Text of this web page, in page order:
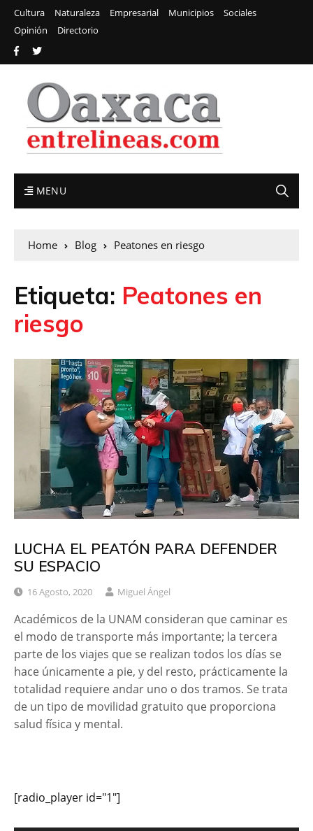
Cultura Naturaleza Empresarial Municipios
Sociales
Opinión
Directorio
MENU
Home Blog Peatones en riesgo
Etiqueta: Peatones en
riesgo
LUCHA EL PEATÓN PARA DEFENDER
SU ESPACIO
16 Agosto, 2020 Miguel Ángel
Académicos de la UNAM consideran que caminar es
el modo de transporte más importante; la tercera
parte de los viajes que se realizan todos los días se
hace únicamente a pie, y del resto, prácticamente la
totalidad requiere andar uno o dos tramos. Se trata
de un tipo de movilidad gratuito que proporciona
salud física y mental.
[radio_player id="1"]